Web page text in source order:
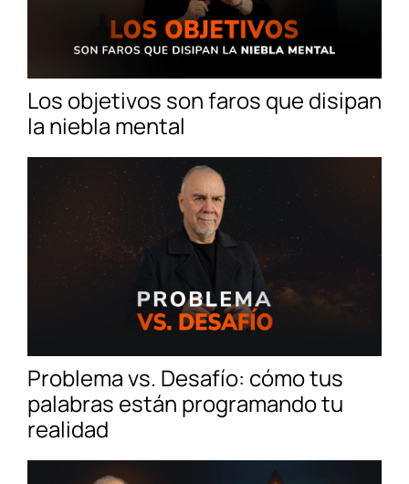
Los objetivos son faros que disipan
la niebla mental
Problema vs. Desafío: cómo tus
palabras están programando tu
realidad